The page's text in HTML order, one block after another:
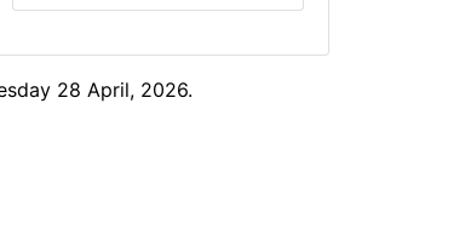
28 April, 2026.